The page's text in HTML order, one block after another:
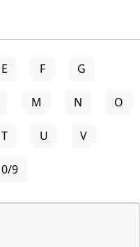
E F G
M N O
T U V
0/9